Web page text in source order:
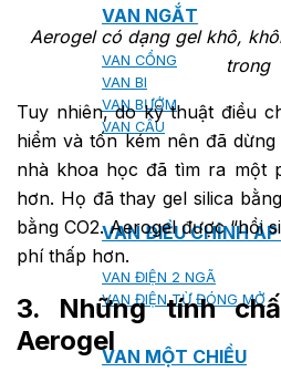
VAN NGẮT
VAN CỔNG
VAN BI
VAN BƯỚM
VAN CẦU
VAN ĐIỀU CHỈNH
VAN ĐIỆN 2 NGÃ
VAN ĐIỆN TỪ ĐÓNG MỞ
VAN MỘT CHIỀU
Aerogel có dạng gel khô,
trong
Tuy nhiên, do kỹ thuật điều
hiểm và tốn kém nên đã
nhà khoa học đã tìm ra một
hơn. Họ đã thay gel silica
bằng CO2. Aerogel được “hồi
phí thấp hơn.
3. Những tính
Aerogel